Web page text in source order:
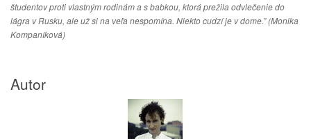
študentov proti vlastným rodinám a s babkou, ktorá prežila odvlečenie do
lágra v Rusku, ale už si na veľa nespomína. Niekto cudzí je v dome.” (Monika
Kompaníková)
Autor